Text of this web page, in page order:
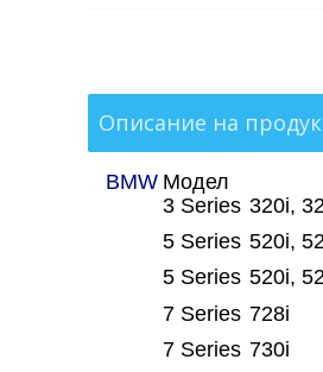
Описание на
BMW Модел
3 Series 320i,
5 Series 520i,
5 Series 520i,
7 Series 728i
7 Series 730i